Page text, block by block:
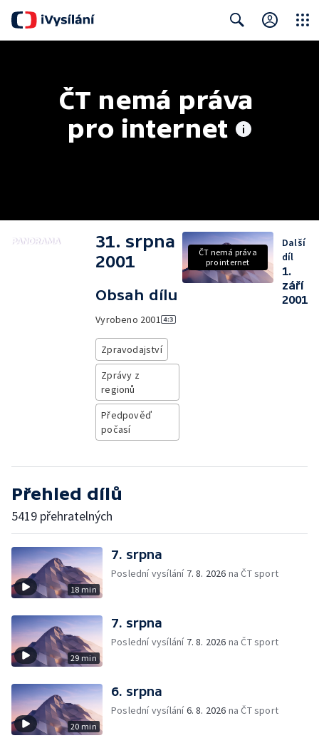
ČT nemá práva
pro internet
31. srpna
2001
Obsah dílu
Vyrobeno 2001
Zpravodajství
Zprávy z
regionů
Předpověď
počasí
ČT nemá práva
pro internet
Další
díl
1.
září
2001
Přehled dílů
5419 přehratelných
18 min
7. srpna
Poslední vysílání 7. 8. 2026 na ČT sport
29 min
7. srpna
Poslední vysílání 7. 8. 2026 na ČT sport
20 min
6. srpna
Poslední vysílání6. 8. 2026 na ČT sport